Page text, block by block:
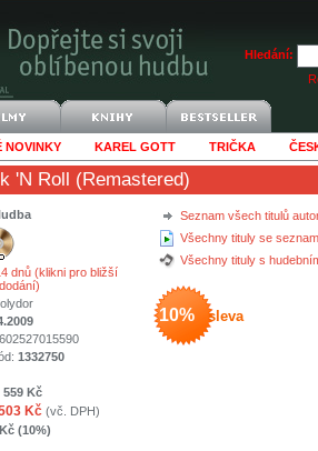
Hledání:
NOVINKY KAREL GOTT TRIČKA
'N Roll (Remastered)
Seznam všech titulů
Všechny tituly se
Všechny tituly s
10% sleva
dnů (klikni pro bližší
1332750
559 Kč
Kč (vč. DPH)
(10%)